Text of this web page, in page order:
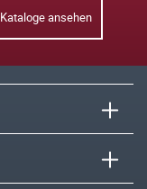
Kataloge ansehen